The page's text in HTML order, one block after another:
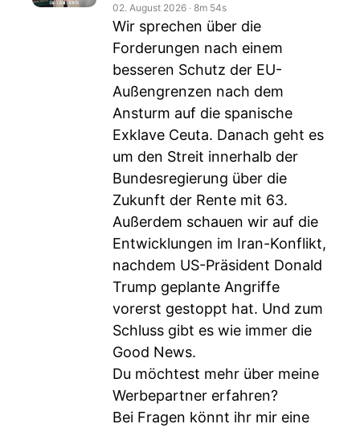
02. August 2026 ‧ 8m 54s
Wir sprechen über die
Forderungen nach einem
besseren Schutz der EU-
Außengrenzen nach dem
Ansturm auf die spanische
Exklave Ceuta. Danach geht es
um den Streit innerhalb der
Bundesregierung über die
Zukunft der Rente mit 63.
Außerdem schauen wir auf die
Entwicklungen im Iran-Konflikt,
nachdem US-Präsident Donald
Trump geplante Angriffe
vorerst gestoppt hat. Und zum
Schluss gibt es wie immer die
Good News.
Du möchtest mehr über meine
Werbepartner erfahren?
Bei Fragen könnt ihr mir eine